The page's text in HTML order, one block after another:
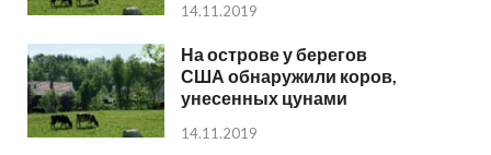
14.11.2019
На острове у берегов
США обнаружили коров,
унесенных цунами
14.11.2019